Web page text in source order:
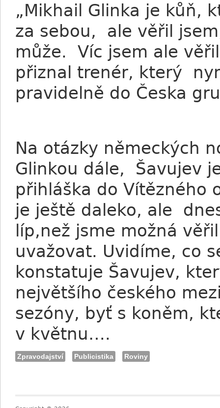
„Mikhail Glinka je kůň,
za sebou, ale věřil
může. Víc jsem ale
přiznal trenér, který
pravidelně do Česka
Na otázky německých
Glinkou dále, Šavujev
přihláška do Vítězného
je ještě daleko, ale
líp,než jsme možná
uvažovat. Uvidíme, co
konstatuje Šavujev,
největšího českého
sezóny, byť s koněm,
v květnu….
Zpravodajství Publicistika Roviny